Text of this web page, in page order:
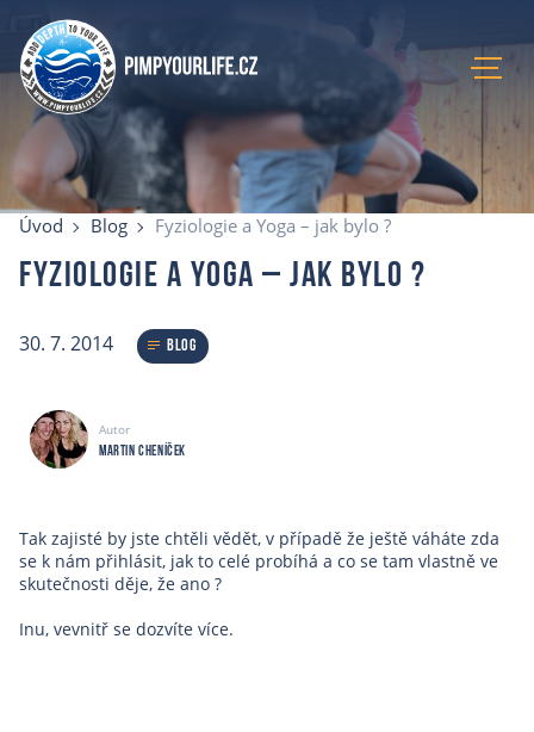
Úvod
Aktuální kurzy
Lokace
Recenze
Úvod Blog Fyziologie a Yoga – jak bylo ?
Fyziologie a Yoga – jak bylo ?
30. 7. 2014 Blog
Autor
Martin Cheníček
Tak zajisté by jste chtěli vědět, v případě že ještě váháte zda
se k nám přihlásit, jak to celé probíhá a co se tam vlastně ve
skutečnosti děje, že ano ?
Inu, vevnitř se dozvíte více.